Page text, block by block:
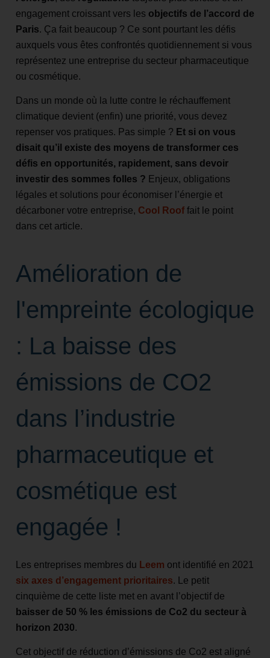
engagement croissant vers les objectifs de l’accord de
Paris. Ça fait beaucoup ? Ce sont pourtant les défis
auxquels vous êtes confrontés quotidiennement si vous
représentez une entreprise du secteur pharmaceutique
ou cosmétique.
Dans un monde où la lutte contre le réchauffement
climatique devient (enfin) une priorité, vous devez
repenser vos pratiques. Pas simple ? Et si on vous
disait qu’il existe des moyens de transformer ces
défis en opportunités, rapidement, sans devoir
investir des sommes folles ? Enjeux, obligations
légales et solutions pour économiser l’énergie et
décarboner votre entreprise, Cool Roof fait le point
dans cet article.
Amélioration de
l'empreinte écologique
: La baisse des
émissions de CO2
dans l’industrie
pharmaceutique et
cosmétique est
engagée !
Les entreprises membres du Leem ont identifié en 2021
six axes d’engagement prioritaires. Le petit
cinquième de cette liste met en avant l’objectif de
baisser de 50 % les émissions de Co2 du secteur à
horizon 2030.
Cet objectif de réduction d’émissions de Co2 est aligné